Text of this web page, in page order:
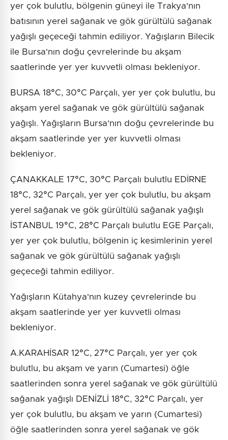
yer çok bulutlu, bölgenin güneyi ile Trakya'nın
batısının yerel sağanak ve gök gürültülü sağanak
yağışlı geçeceği tahmin ediliyor. Yağışların Bilecik
ile Bursa'nın doğu çevrelerinde bu akşam
saatlerinde yer yer kuvvetli olması bekleniyor.
BURSA 18°C, 30°C Parçalı, yer yer çok bulutlu, bu
akşam yerel sağanak ve gök gürültülü sağanak
yağışlı. Yağışların Bursa'nın doğu çevrelerinde bu
akşam saatlerinde yer yer kuvvetli olması
bekleniyor.
ÇANAKKALE 17°C, 30°C Parçalı bulutlu EDİRNE
18°C, 32°C Parçalı, yer yer çok bulutlu, bu akşam
yerel sağanak ve gök gürültülü sağanak yağışlı
İSTANBUL 19°C, 28°C Parçalı bulutlu EGE Parçalı,
yer yer çok bulutlu, bölgenin iç kesimlerinin yerel
sağanak ve gök gürültülü sağanak yağışlı
geçeceği tahmin ediliyor.
Yağışların Kütahya'nın kuzey çevrelerinde bu
akşam saatlerinde yer yer kuvvetli olması
bekleniyor.
A.KARAHİSAR 12°C, 27°C Parçalı, yer yer çok
bulutlu, bu akşam ve yarın (Cumartesi) öğle
saatlerinden sonra yerel sağanak ve gök gürültülü
sağanak yağışlı DENİZLİ 18°C, 32°C Parçalı, yer
yer çok bulutlu, bu akşam ve yarın (Cumartesi)
öğle saatlerinden sonra yerel sağanak ve gök